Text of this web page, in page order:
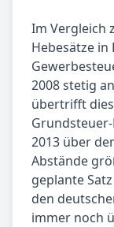
Im Vergleich
Hebesätze
2008 stetig
übertrifft
2013 über
Abstände
geplante
den
immer noch